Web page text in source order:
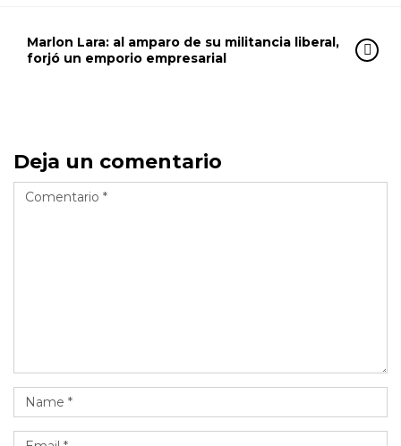
Marlon Lara: al amparo de su militancia liberal,
forjó un emporio empresarial
Deja un comentario